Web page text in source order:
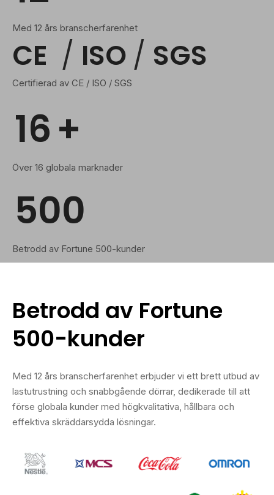
Med 12 års branscherfarenhet
CE / ISO / SGS
Certifierad av CE / ISO / SGS
16+
Över 16 globala marknader
500
Betrodd av Fortune 500-kunder
Betrodd av Fortune
500-kunder
Med 12 års branscherfarenhet erbjuder vi ett brett utbud av
lastutrustning och snabbgående dörrar, dedikerade till att
förse globala kunder med högkvalitativa, hållbara och
effektiva skräddarsydda lösningar.